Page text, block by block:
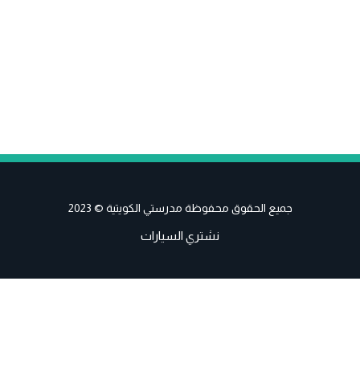
جميع الحقوق محفوظة مدرستي الكويتية © 2023
نشتري السيارات